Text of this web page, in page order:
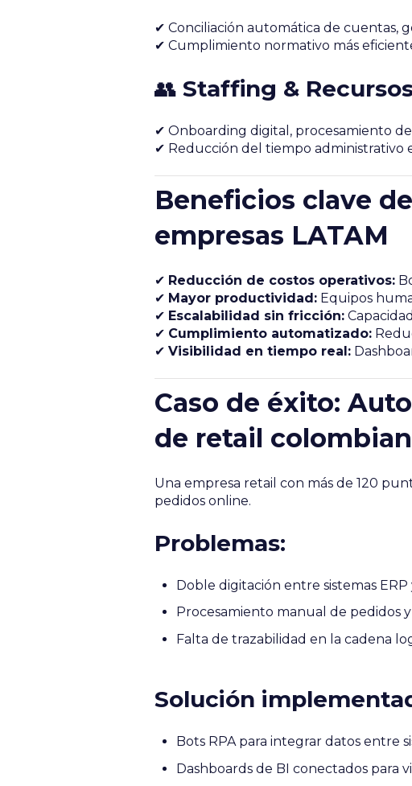
✔ Conciliación automática de cuentas,
✔ Cumplimiento normativo más
👥 Staffing &
✔ Onboarding digital, procesamiento
✔ Reducción del tiempo administrativo
Beneficios clave
empresas LATAM
✔ Reducción de costos operativos:
✔ Mayor productividad: Equipos
✔ Escalabilidad sin fricción:
✔ Cumplimiento automatizado:
✔ Visibilidad en tiempo real:
Caso de éxito:
de retail
Una empresa retail con más de 120
pedidos online.
Problemas:
Doble digitación entre sistemas
Procesamiento manual de pedidos
Falta de trazabilidad en la cadena
Solución
Bots RPA para integrar datos entre
Dashboards de BI conectados para